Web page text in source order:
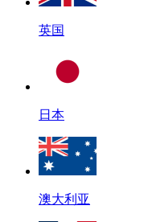
英国
日本
澳大利亚